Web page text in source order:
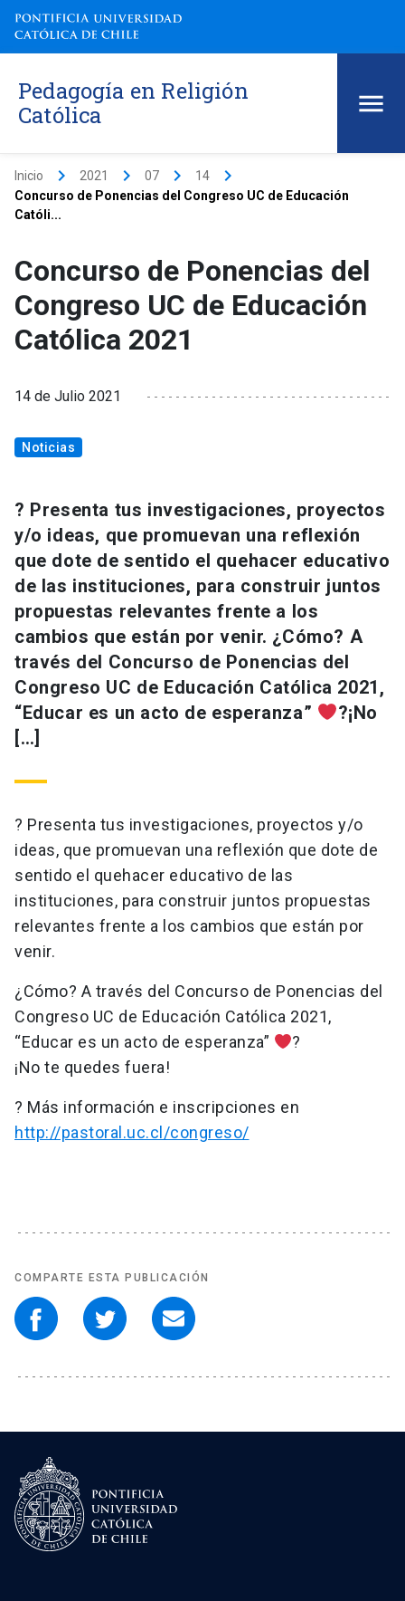
Pedagogía en Religión
Católica
Inicio keyboard_arrow_right 2021 keyboard_arrow_right 07 keyboard_arrow_right 14 keyboard_arrow_right
Concurso de Ponencias del Congreso UC de Educación
Católi...
Concurso de Ponencias del
Congreso UC de Educación
Católica 2021
14 de Julio 2021
Noticias
? Presenta tus investigaciones, proyectos
y/o ideas, que promuevan una reflexión
que dote de sentido el quehacer educativo
de las instituciones, para construir juntos
propuestas relevantes frente a los
cambios que están por venir. ¿Cómo? A
través del Concurso de Ponencias del
Congreso UC de Educación Católica 2021,
“Educar es un acto de esperanza”
?¡No
[…]
? Presenta tus investigaciones, proyectos y/o
ideas, que promuevan una reflexión que dote de
sentido el quehacer educativo de las
instituciones, para construir juntos propuestas
relevantes frente a los cambios que están por
venir.
¿Cómo? A través del Concurso de Ponencias del
Congreso UC de Educación Católica 2021,
“Educar es un acto de esperanza”
?
¡No te quedes fuera!
? Más información e inscripciones en
http://pastoral.uc.cl/congreso/
COMPARTE ESTA PUBLICACIÓN